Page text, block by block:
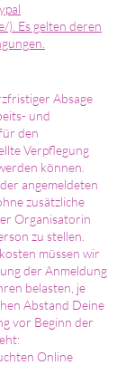
). Es gelten deren
Absage
und
den
Verpflegung
können.
angemeldeten
zusätzliche
Organisatorin
zu stellen.
müssen wir
der Anmeldung
belasten, je
Abstand Deine
vor Beginn der
Online